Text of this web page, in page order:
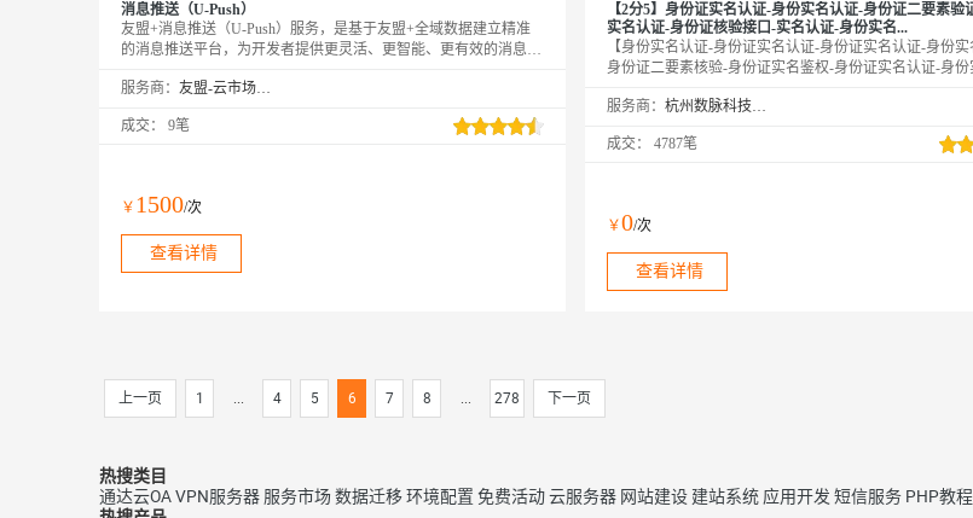
消息推送（U-Push）
友盟+消息推送（U-Push）服务，是基于友盟+全域数据建立精准
的消息推送平台，为开发者提供更灵活、更智能、更有效的消息推
您的友盟+商务对接人，或联系店铺旺旺，或至友盟+官网在线客
服务商： 友盟-云市场精选店
成交： 9笔
￥ 1500/次
查看详情
【2分5】身份证实名认证-身份实名认证-身份证二要素验
实名认证-身份证核验接口-实名认证-身份实名...
【身份实名认证-身份证实名认证-身份证实名认证-身份
身份证二要素核验-身份证实名鉴权-身份证实名认证-身份
日、性别、籍贯等信息。官方权威数据，仅供高质接口，
折优惠！诚信老店◆口碑商家◆精益求精◆品质保障◆
服务商： 杭州数脉科技有限公司
成交： 4787笔
￥0/次
查看详情
上一页 1 ... 4 5 6 7 8 ... 278 下一页
热搜类目
通达云OAVPN服务器 服务市场数据迁移环境配置 免费活动云服务器 网站建设 建站系统 应用开发 短信服务 PHP教程